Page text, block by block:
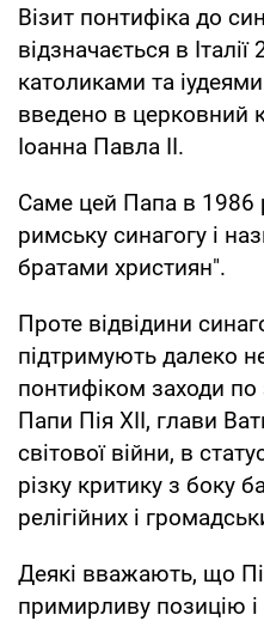
Візит понтифіка до
відзначається в
католиками та
введено в церковний
Іоанна Павла II.
Саме цей Папа в 1986
римську синагогу і
братами християн".
Проте відвідини
підтримують далеко
понтифіком заходи
Папи Пія XII, глави
світової війни, в
різку критику з боку
релігійних і
Деякі вважають, що
примирливу позицію